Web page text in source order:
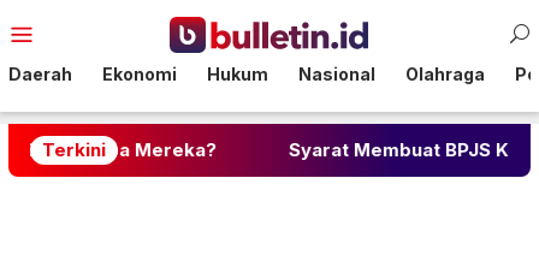
ke
Mobile
Daerah Ekonomi Hukum Nasional Olahraga
Terkini
Mereka? Syarat Membuat BPJS Kesehatan: